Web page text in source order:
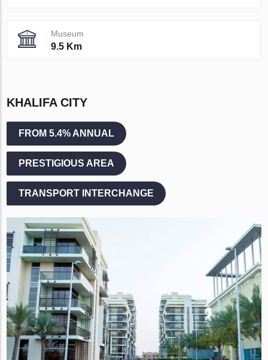
Museum
9.5 Km
KHALIFA CITY
FROM 5.4% ANNUAL
PRESTIGIOUS AREA
TRANSPORT INTERCHANGE